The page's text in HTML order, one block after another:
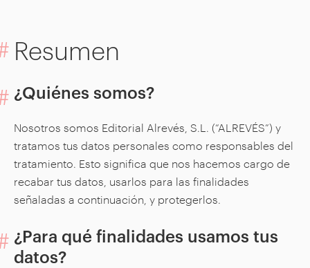
Resumen
¿Quiénes somos?
Nosotros somos Editorial Alrevés, S.L. (“ALREVÉS”) y
tratamos tus datos personales como responsables del
tratamiento. Esto significa que nos hacemos cargo de
recabar tus datos, usarlos para las finalidades
señaladas a continuación, y protegerlos.
¿Para qué finalidades usamos tus
datos?